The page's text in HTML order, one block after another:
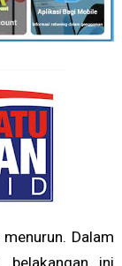
Dalam
belakangan ini